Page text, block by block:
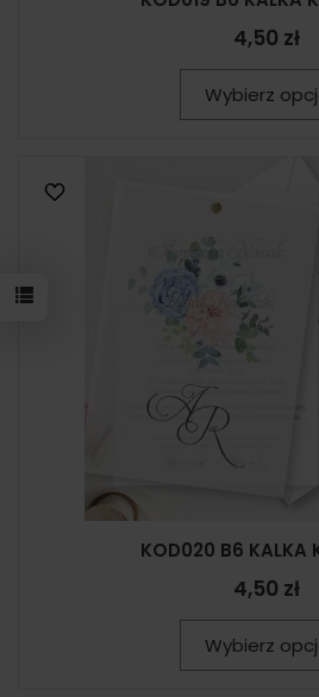
4,50 zł
Wybierz
KOD020 B6 KALKA
4,50 zł
Wybierz